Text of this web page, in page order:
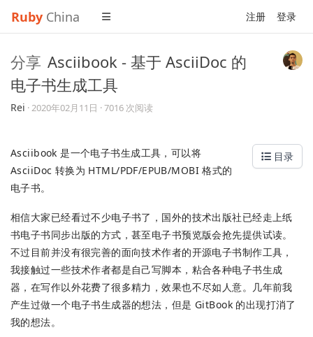
Ruby China 注册 登录
分享 Asciibook - 基于 AsciiDoc 的
电子书生成工具
Rei ·2020年02月11日 · 7016 次阅读
目录
Asciibook 是一个电子书生成工具，可以将
AsciiDoc 转换为 HTML/PDF/EPUB/MOBI 格式的
电子书。
相信大家已经看过不少电子书了，国外的技术出版社已经走上纸
书电子书同步出版的方式，甚至电子书预览版会抢先提供试读。
不过目前并没有很完善的面向技术作者的开源电子书制作工具，
我接触过一些技术作者都是自己写脚本，粘合各种电子书生成
器，在写作以外花费了很多精力，效果也不尽如人意。几年前我
产生过做一个电子书生成器的想法，但是 GitBook 的出现打消了
我的想法。